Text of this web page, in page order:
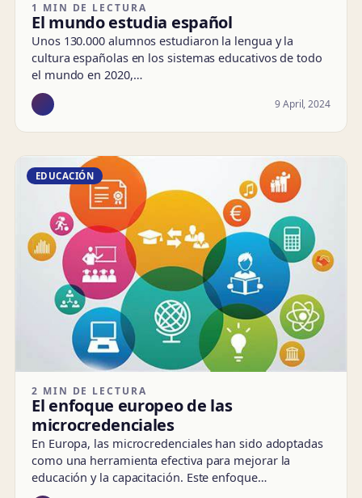
1 MIN DE LECTURA
El mundo estudia español
Unos 130.000 alumnos estudiaron la lengua y la
cultura españolas en los sistemas educativos de todo
el mundo en 2020,…
9 April, 2024
EDUCACIÓN
2 MIN DE LECTURA
El enfoque europeo de las
microcredenciales
En Europa, las microcredenciales han sido adoptadas
como una herramienta efectiva para mejorar la
educación y la capacitación. Este enfoque…